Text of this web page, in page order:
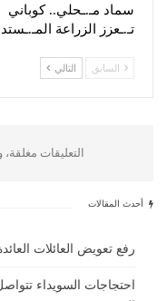
سماد مـ.ـحلي.. كوباني
تـ.ـعزز الزراعة
السابق التالي
التعليقات
أحدث المقالات
رفع تعويض العائلات العائدة
احتجاجات السويداء